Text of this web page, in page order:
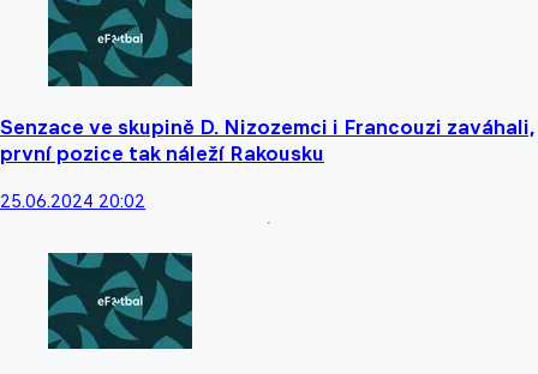
Senzace ve skupině D. Nizozemci i Francouzi zaváhali,
první pozice tak náleží Rakousku
25.06.2024 20:02